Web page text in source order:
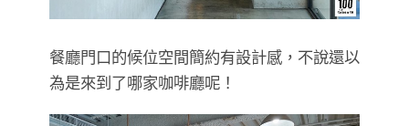
餐廳門口的候位空間簡約有設計感，不說還以
為是來到了哪家咖啡廳呢！